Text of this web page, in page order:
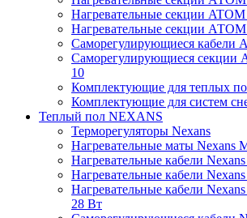
Нагревательные секции
Нагревательные секции
Саморегулирующиеся кабели
Саморегулирующиеся секции
10
Комплектующие для теплых
Комплектующие для систем
Теплый пол NEXANS
Терморегуляторы Nexans
Нагревательные маты Nexans
Нагревательные кабели
Нагревательные кабели
Нагревательные кабели
28 Вт